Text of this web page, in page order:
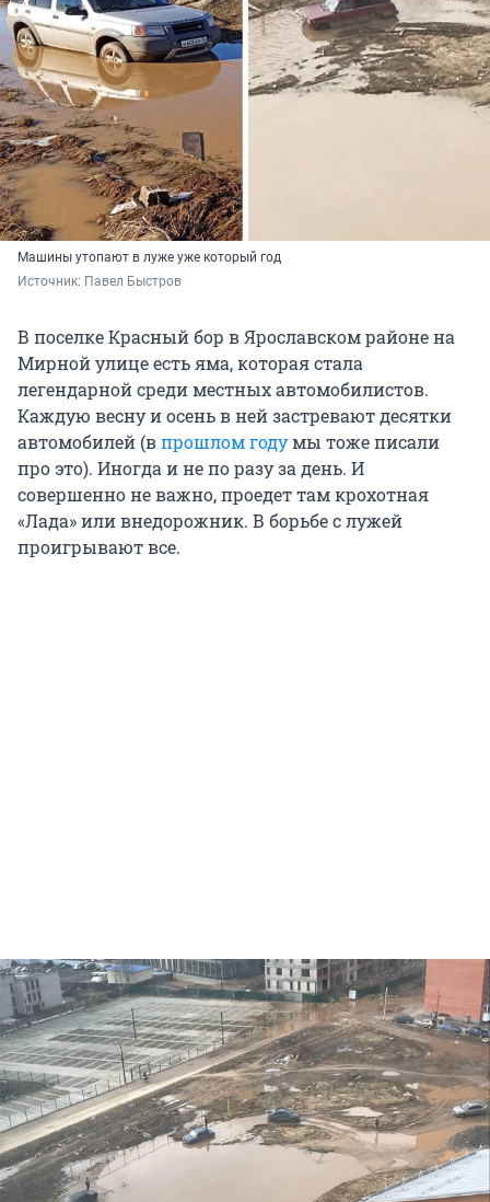
Машины утопают в луже уже который год
Источник: Павел Быстров
В поселке Красный бор в Ярославском районе на
Мирной улице есть яма, которая стала
легендарной среди местных автомобилистов.
Каждую весну и осень в ней застревают десятки
автомобилей (впрошлом годумы тоже писали
про это). Иногда и не по разу за день. И
совершенно не важно, проедет там крохотная
«Лада» или внедорожник. В борьбе с лужей
проигрывают все.